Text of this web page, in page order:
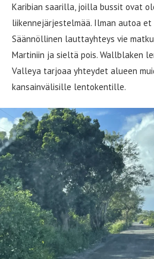
Karibian saarilla, joilla bussit ovat
liikennejärjestelmää. Ilman autoa
Säännöllinen lauttayhteys vie
Martiniin ja sieltä pois. Wallblaken
Valleya tarjoaa yhteydet alueen
kansainvälisille lentokentille.